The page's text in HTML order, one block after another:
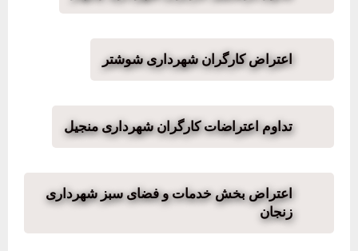
اعتراض کارگران شهرداری شوشتر
تداوم اعتراضات کارگران شهرداری منجیل
اعتراض بخش خدمات و فضای سبز شهرداری
زنجان